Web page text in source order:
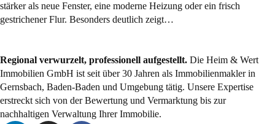
stärker als neue Fenster, eine moderne Heizung oder ein frisch
gestrichener Flur. Besonders deutlich zeigt…
Regional verwurzelt, professionell aufgestellt. Die Heim & Wert
Immobilien GmbH ist seit über 30 Jahren als Immobilienmaklerin
Gernsbach, Baden-Baden und Umgebung tätig. Unsere Expertise
erstreckt sich von der Bewertung und Vermarktung bis zur
nachhaltigen Verwaltung Ihrer Immobilie.